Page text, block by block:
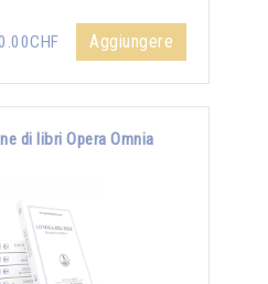
Aggiungere
di libri Opera Omnia